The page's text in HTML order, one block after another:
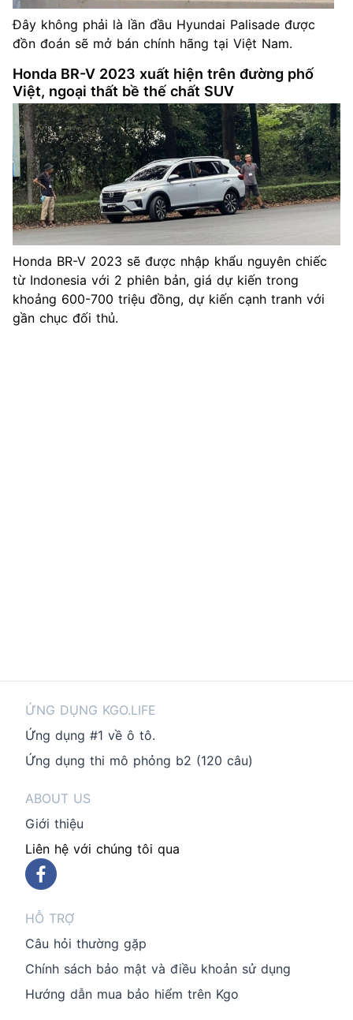
Đây không phải là lần đầu Hyundai Palisade được
đồn đoán sẽ mở bán chính hãng tại Việt Nam.
Honda BR-V 2023 xuất hiện trên đường phố
Việt, ngoại thất bề thế chất SUV
Honda BR-V 2023 sẽ được nhập khẩu nguyên chiếc
từ Indonesia với 2 phiên bản, giá dự kiến trong
khoảng 600-700 triệu đồng, dự kiến cạnh tranh với
gần chục đối thủ.
ỨNG DỤNG KGO.LIFE
Ứng dụng #1 về ô tô.
Ứng dụng thi mô phỏng b2 (120 câu)
ABOUT US
Giới thiệu
Liên hệ với chúng tôi qua
HỖ TRỢ
Câu hỏi thường gặp
Chính sách bảo mật và điều khoản sử dụng
Hướng dẫn mua bảo hiểm trên Kgo